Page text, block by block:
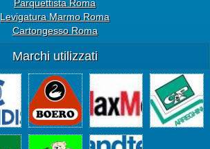
Parquettista Roma
Levigatura Marmo Roma
Cartongesso Roma
Marchi utilizzati